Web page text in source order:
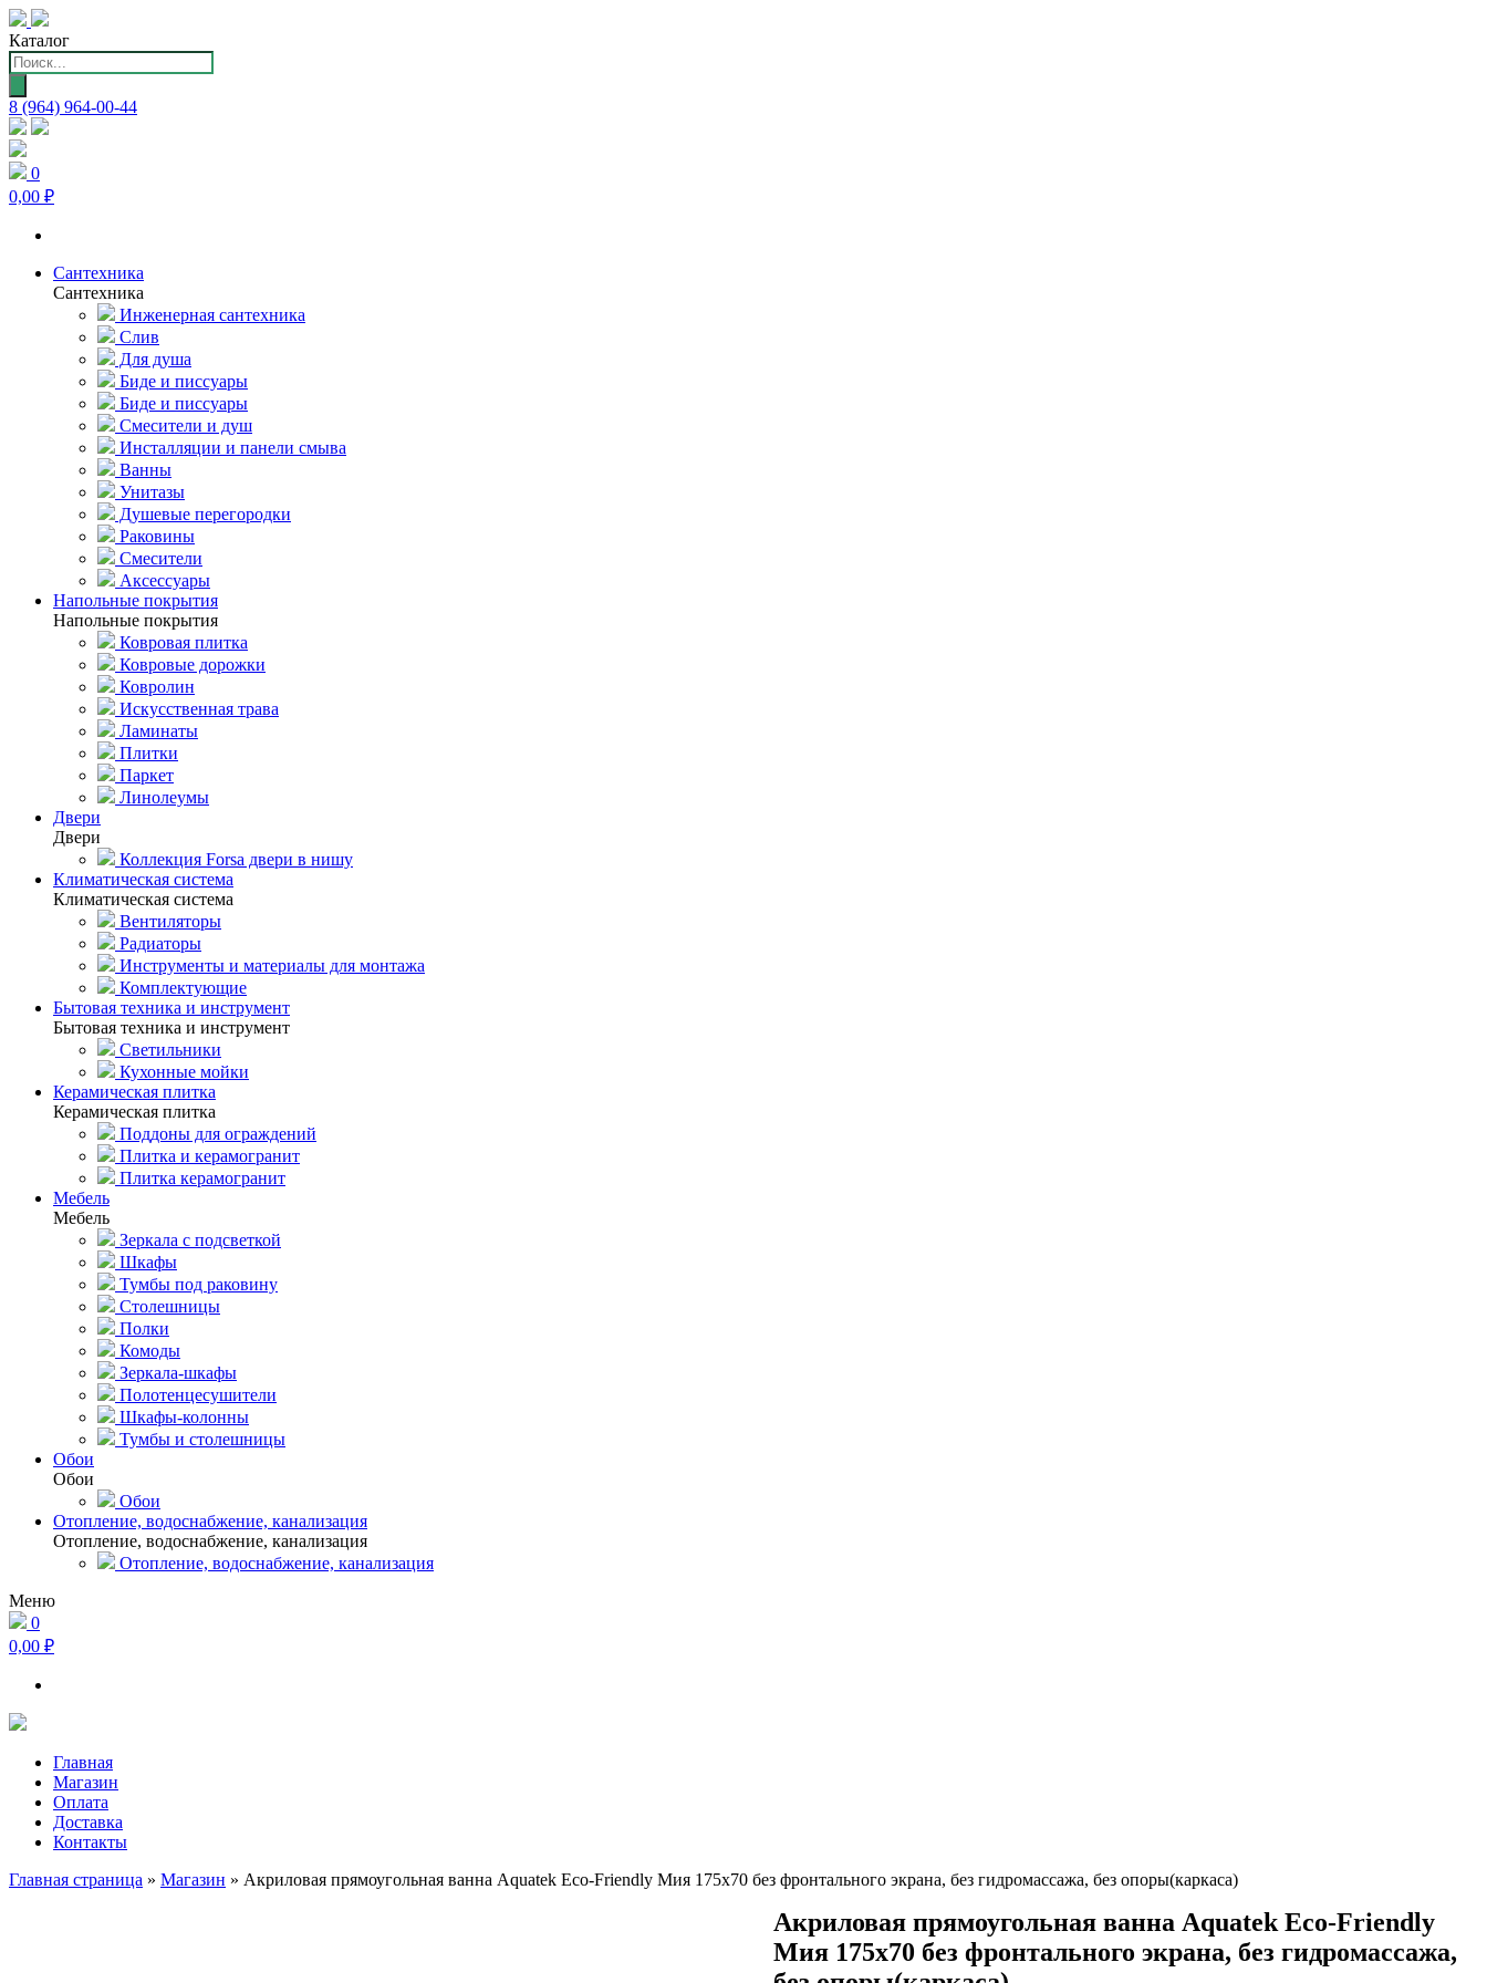
Каталог
Поиск
товаров
8 (964) 964-00-44
0
0,00 ₽
Сантехника
Сантехника
Инженерная сантехника
Слив
Для душа
Биде и писсуары
Биде и писсуары
Смесители и душ
Инсталляции и панели смыва
Ванны
Унитазы
Душевые перегородки
Раковины
Смесители
Аксессуары
Напольные покрытия
Напольные покрытия
Ковровая плитка
Ковровые дорожки
Ковролин
Искусственная трава
Ламинаты
Плитки
Паркет
Линолеумы
Двери
Двери
Коллекция Forsa двери в нишу
Климатическая система
Климатическая система
Вентиляторы
Радиаторы
Инструменты и материалы для монтажа
Комплектующие
Бытовая техника и инструмент
Бытовая техника и инструмент
Светильники
Кухонные мойки
Керамическая плитка
Керамическая плитка
Поддоны для ограждений
Плитка и керамогранит
Плитка керамогранит
Мебель
Мебель
Зеркала с подсветкой
Шкафы
Тумбы под раковину
Столешницы
Полки
Комоды
Зеркала-шкафы
Полотенцесушители
Шкафы-колонны
Тумбы и столешницы
Обои
Обои
Обои
Отопление, водоснабжение, канализация
Отопление, водоснабжение, канализация
Отопление, водоснабжение, канализация
Меню
0
0,00 ₽
Главная
Магазин
Оплата
Доставка
Контакты
Главная страница » Магазин » Акриловая прямоугольная ванна Aquatek Eco-Friendly Мия 175х70 без фронтального экрана, без гидромассажа, без опоры(каркаса)
Акриловая прямоугольная ванна Aquatek Eco-Friendly
Мия 175х70 без фронтального экрана, без гидромассажа,